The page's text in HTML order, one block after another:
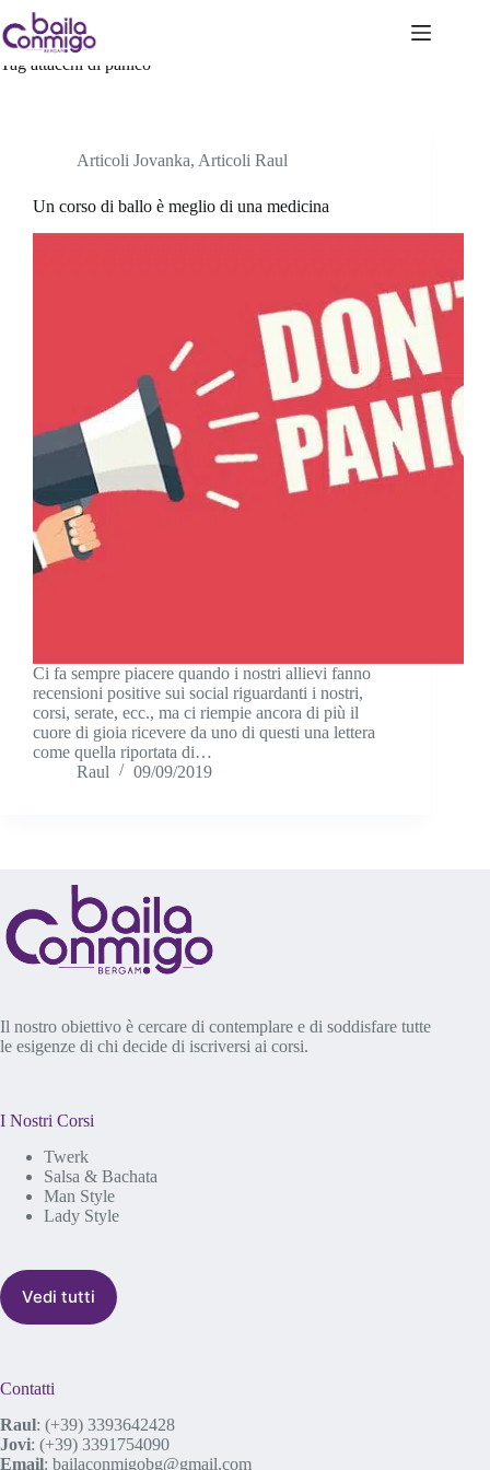
Salta
al
contenuto
Tag attacchi di panico
Articoli Jovanka, Articoli Raul
Un corso di ballo è meglio di una medicina
Ci fa sempre piacere quando i nostri allievi fanno
recensioni positive sui social riguardanti i nostri,
corsi, serate, ecc., ma ci riempie ancora di più il
cuore di gioia ricevere da uno di questi una lettera
come quella riportata di…
Raul
09/09/2019
Il nostro obiettivo è cercare di contemplare e di soddisfare tutte
le esigenze di chi decide di iscriversi ai corsi.
I Nostri Corsi
Twerk
Salsa & Bachata
Man Style
Lady Style
Vedi tutti
Contatti
Raul: (+39) 3393642428
Jovi: (+39) 3391754090
Email: bailaconmigobg@gmail.com